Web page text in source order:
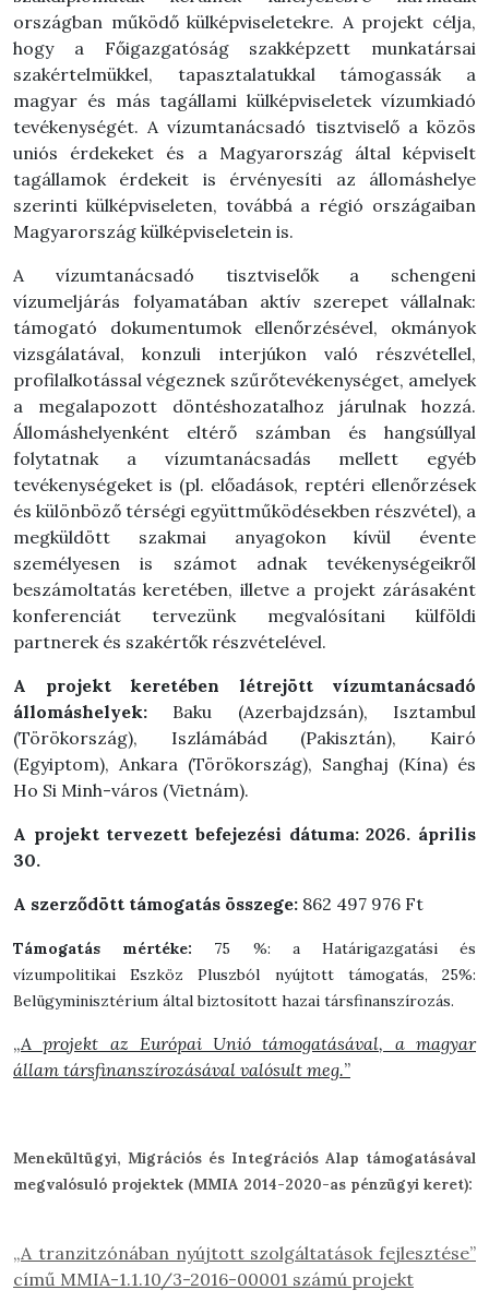
országban működő külképviseletekre. A projekt célja,
hogy a Főigazgatóság szakképzett munkatársai
szakértelmükkel, tapasztalatukkal támogassák a
magyar és más tagállami külképviseletek vízumkiadó
tevékenységét. A vízumtanácsadó tisztviselő a közös
uniós érdekeket és a Magyarország által képviselt
tagállamok érdekeit is érvényesíti az állomáshelye
szerinti külképviseleten, továbbá a régió országaiban
Magyarország külképviseletein is.
A vízumtanácsadó tisztviselők a schengeni
vízumeljárás folyamatában aktív szerepet vállalnak:
támogató dokumentumok ellenőrzésével, okmányok
vizsgálatával, konzuli interjúkon való részvétellel,
profilalkotással végeznek szűrőtevékenységet, amelyek
a megalapozott döntéshozatalhoz járulnak hozzá.
Állomáshelyenként eltérő számban és hangsúllyal
folytatnak a vízumtanácsadás mellett egyéb
tevékenységeket is (pl. előadások, reptéri ellenőrzések
és különböző térségi együttműködésekben részvétel), a
megküldött szakmai anyagokon kívül évente
személyesen is számot adnak tevékenységeikről
beszámoltatás keretében, illetve a projekt zárásaként
konferenciát tervezünk megvalósítani külföldi
partnerek és szakértők részvételével.
A projekt keretében létrejött vízumtanácsadó
állomáshelyek: Baku (Azerbajdzsán), Isztambul
(Törökország), Iszlámábád (Pakisztán), Kairó
(Egyiptom), Ankara (Törökország), Sanghaj (Kína) és
Ho Si Minh-város (Vietnám).
A projekt tervezett befejezési dátuma: 2026. április
30.
A szerződött támogatás összege: 862 497 976 Ft
Támogatás mértéke: 75 %: a Határigazgatási és
vízumpolitikai Eszköz Pluszból nyújtott támogatás, 25%:
Belügyminisztérium által biztosított hazai társfinanszírozás.
„A projekt az Európai Unió támogatásával, a magyar
állam társfinanszírozásával valósult meg.”
Menekültügyi, Migrációs és Integrációs Alap támogatásával
megvalósuló projektek (MMIA 2014-2020-as pénzügyi keret):
„A tranzitzónában nyújtott szolgáltatások fejlesztése”
című MMIA-1.1.10/3-2016-00001 számú projekt